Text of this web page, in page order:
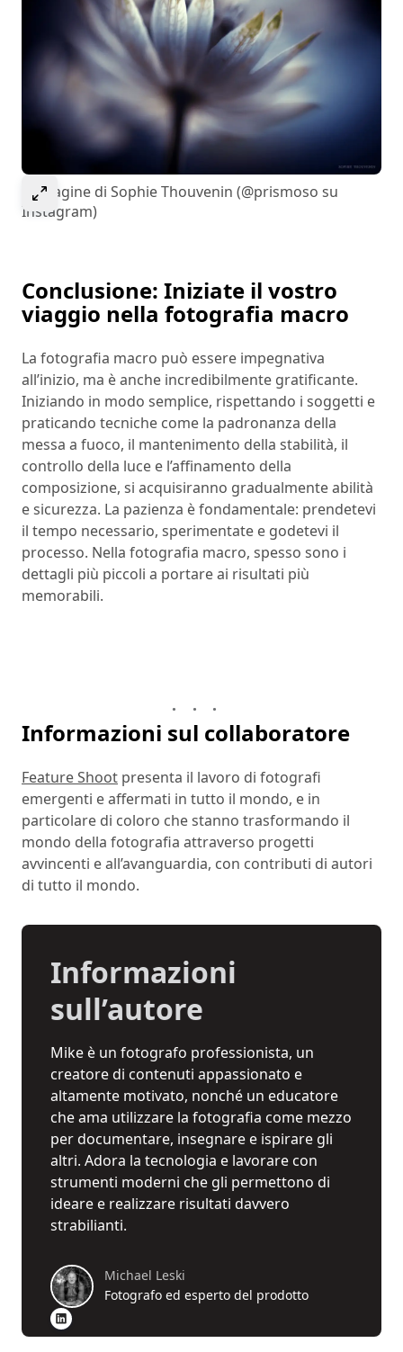
Select to expand image
Immagine di Sophie Thouvenin (@prismoso su
Instagram)
Conclusione: Iniziate il vostro
viaggio nella fotografia macro
La fotografia macro può essere impegnativa
all’inizio, ma è anche incredibilmente gratificante.
Iniziando in modo semplice, rispettando i soggetti e
praticando tecniche come la padronanza della
messa a fuoco, il mantenimento della stabilità, il
controllo della luce e l’affinamento della
composizione, si acquisiranno gradualmente abilità
e sicurezza. La pazienza è fondamentale: prendetevi
il tempo necessario, sperimentate e godetevi il
processo. Nella fotografia macro, spesso sono i
dettagli più piccoli a portare ai risultati più
memorabili.
Informazioni sul collaboratore
Feature Shoot presenta il lavoro di fotografi
emergenti e affermati in tutto il mondo, e in
particolare di coloro che stanno trasformando il
mondo della fotografia attraverso progetti
avvincenti e all’avanguardia, con contributi di autori
di tutto il mondo.
Informazioni
sull’autore
Mike è un fotografo professionista, un
creatore di contenuti appassionato e
altamente motivato, nonché un educatore
che ama utilizzare la fotografia come mezzo
per documentare, insegnare e ispirare gli
altri. Adora la tecnologia e lavorare con
strumenti moderni che gli permettono di
ideare e realizzare risultati davvero
strabilianti.
Michael Leski
Fotografo ed esperto del prodotto